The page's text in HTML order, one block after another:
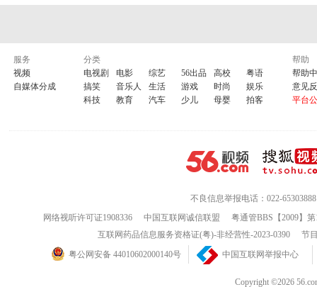
服务
视频
自媒体分成
分类
电视剧
电影 综艺 56出品 高校
粤语
搞笑
音乐人 生活 游戏 时尚
娱乐
科技
教育 汽车 少儿 母婴 拍客
帮助
帮助
意见
平台
不良信息举报电话：022-65303888
网络视听许可证1908336
中国互联网诚信联盟
粤通管BBS【2009】
互联网药品信息服务资格证(粤)-非经营性-2023-0390
节
粤公网安备 44010602000140号
中国互联网举报中心
Copyright ©2026